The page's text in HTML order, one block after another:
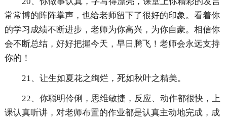
常常博的阵阵掌声，也给老师留下了很好的印象。看着你
的学习成绩不断进步，老师为你高兴，为你自豪。相信你
会不断总结，好好把握今天，早日腾飞！老师会永远支持
你的！
21、让生如夏花之绚烂，死如秋叶之精美。
22、你聪明伶俐，思维敏捷，反应、动作都很快，上
课认真听讲，对老师布置的作业都是认真主动地完成，成